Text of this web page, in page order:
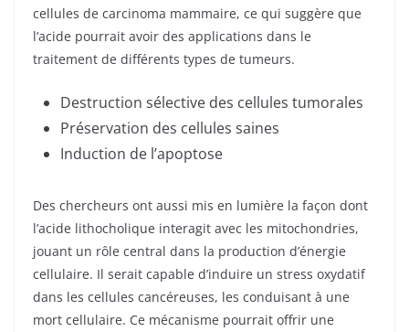
cellules de carcinoma mammaire, ce qui suggère que
l’acide pourrait avoir des applications dans le
traitement de différents types de tumeurs.
Destruction sélective des cellules tumorales
Préservation des cellules saines
Induction de l’apoptose
Des chercheurs ont aussi mis en lumière la façon dont
l’acide lithocholique interagit avec les mitochondries,
jouant un rôle central dans la production d’énergie
cellulaire. Il serait capable d’induire un stress oxydatif
dans les cellules cancéreuses, les conduisant à une
mort cellulaire. Ce mécanisme pourrait offrir une